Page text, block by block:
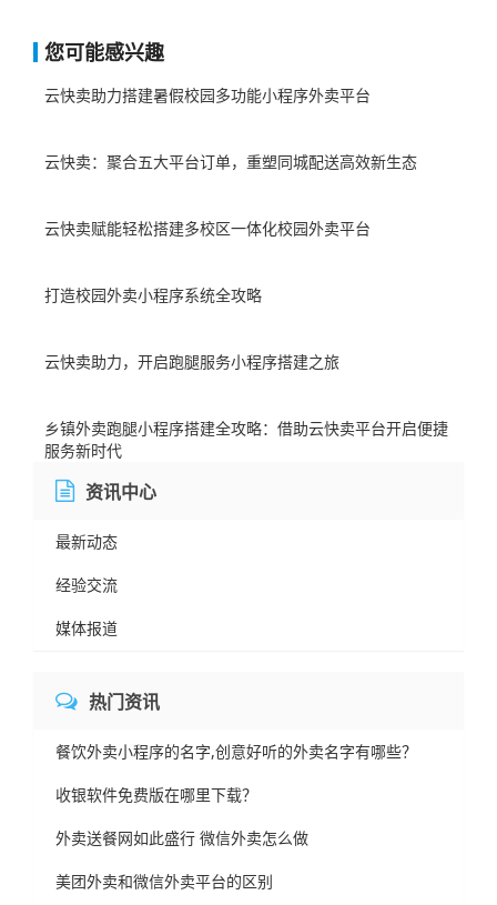
您可能感兴趣
云快卖助力搭建暑假校园多功能小程序外卖平台​
云快卖：聚合五大平台订单，重塑同城配送高效新生态​
云快卖赋能轻松搭建多校区一体化校园外卖平台
打造校园外卖小程序系统全攻略
云快卖助力，开启跑腿服务小程序搭建之旅
乡镇外卖跑腿小程序搭建全攻略：借助云快卖平台开启便捷
服务新时代
资讯中心
最新动态
经验交流
媒体报道
热门资讯
餐饮外卖小程序的名字,创意好听的外卖名字有哪些？
收银软件免费版在哪里下载？
外卖送餐网如此盛行 微信外卖怎么做
美团外卖和微信外卖平台的区别